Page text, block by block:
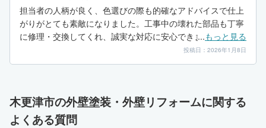
担当者の人柄が良く、色選びの際も的確なアドバイスで仕上
がりがとても素敵になりました。工事中の壊れた部品も丁寧
に修理・交換してくれ、誠実な対応に安心できました。見積
もりは他社より少し高かったですが、人柄で選んで正解でし
た。
...もっと見る
投稿日：2026年1月8日
木更津市の外壁塗装・外壁リフォームに関する
よくある質問